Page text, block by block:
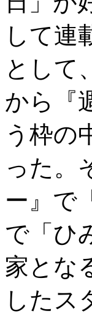
して連
として
から『
う枠の
った。
ー』で
で「ひ
家とな
したス